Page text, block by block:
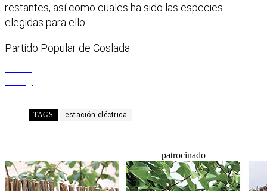
restantes, así como cuales ha sido las especies
elegidas para ello.
Partido Popular de Coslada
TAGS estación eléctrica
patrocinado